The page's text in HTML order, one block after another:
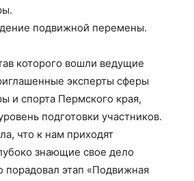
подвижной перемены.
которого вошли ведущие
эксперты сферы
и спорта Пермского края,
подготовки участников.
что к нам приходят
знающие свое дело
порадовал этап «Подвижная